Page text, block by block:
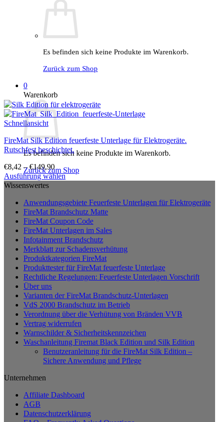
Es befinden sich keine Produkte im Warenkorb.
Zurück zum Shop
0
Warenkorb
Es befinden sich keine Produkte im Warenkorb.
Zurück zum Shop
Schnellansicht
FireMat Silk Edition feuerfeste Unterlage für Elektrogeräte.
Rutschfest beschichtet.
€8,42 –€149,90
Ausführung wählen
Dieses
weist
mehrere
Varianten
Optionen
können
Produktseite
gewählt
werden
Wissenswertes
Anwendungsgebiete Feuerfeste Unterlagen für Elektrogeräte
FireMat Brandschutz Matte
FireMat Coupon Code
FireMat Unterlagen im Sales
Infotainment Brandschutz
Merkblatt zur Schadensverhütung
Produktkategorien FireMat
Produkttester für FireMat feuerfeste Unterlage
Rechtliche Regelungen: Feuerfeste Unterlagen Vorschrift
Über uns
Varianten der FireMat Brandschutz-Unterlagen
VdS 2000 Brandschutz im Betrieb
Verordnung über die Verhütung von Bränden VVB
Vertrag widerrufen
Warnschilder & Sicherheitskennzeichen
Waschanleitung Firemat Black Edition und Silk Edition
Benutzeranleitung für die FireMat Silk Edition –
Sichere Anwendung und Pflege
Unternehmen
Affiliate Dashboard
AGB
Datenschutzerklärung